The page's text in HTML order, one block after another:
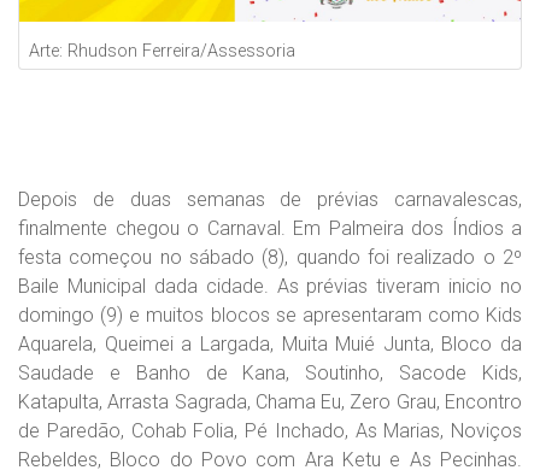
Arte: Rhudson Ferreira/Assessoria
Depois de duas semanas de prévias carnavalescas,
finalmente chegou o Carnaval. Em Palmeira dos Índios a
festa começou no sábado (8), quando foi realizado o 2º
Baile Municipal dada cidade. As prévias tiveram inicio no
domingo (9) e muitos blocos se apresentaram como Kids
Aquarela, Queimei a Largada, Muita Muié Junta, Bloco da
Saudade e Banho de Kana, Soutinho, Sacode Kids,
Katapulta, Arrasta Sagrada, Chama Eu, Zero Grau, Encontro
de Paredão, Cohab Folia, Pé Inchado, As Marias, Noviços
Rebeldes, Bloco do Povo com Ara Ketu e As Pecinhas.